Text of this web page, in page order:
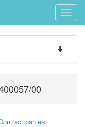
Toggle
Toggle
00
parties